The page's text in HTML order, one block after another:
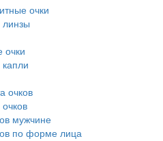
очки
линзы
очки
очков
мужчине
по форме лица